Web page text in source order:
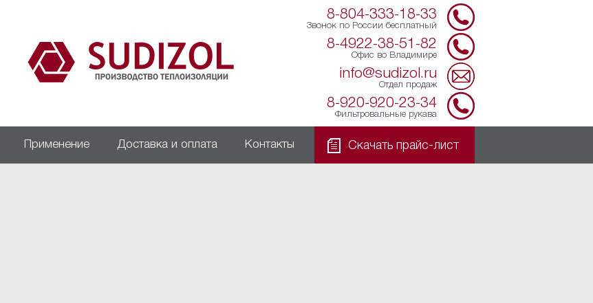
8-804-333-18-33
Звонок по России бесплатный
8-4922-38-51-82
Офис во Владимире
info@sudizol.ru
Отдел продаж
8-920-920-23-34
Фильтровальные рукава
Применение Доставка и оплата Контакты Скачать прайс-лист